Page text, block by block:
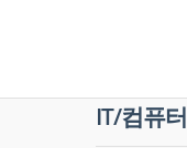
IT/컴퓨터